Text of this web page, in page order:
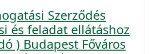
Szerződés
és feladat ellátáshoz
) Budapest Főváros